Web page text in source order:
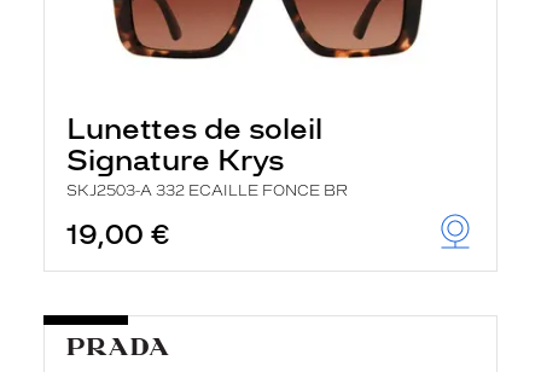
Lunettes de soleil
Signature Krys
SKJ2503-A 332 ECAILLE FONCE BR
19,00 €